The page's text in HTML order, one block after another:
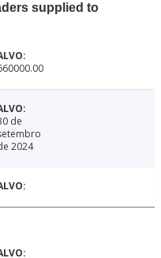
supplied to
de
2024